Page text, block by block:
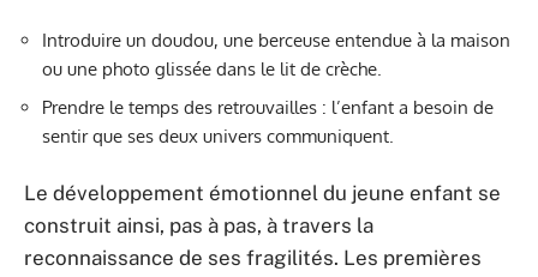
Introduire un doudou, une berceuse entendue à la maison
ou une photo glissée dans le lit de crèche.
Prendre le temps des retrouvailles : l’enfant a besoin de
sentir que ses deux univers communiquent.
Le développement émotionnel du jeune enfant se
construit ainsi, pas à pas, à travers la
reconnaissance de ses fragilités. Les premières